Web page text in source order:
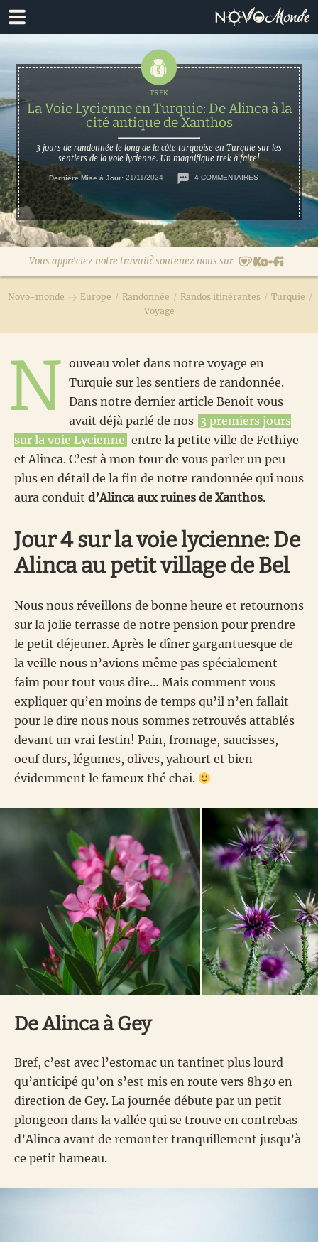
Passer
navigation
principale
Passer
au
principal
Vous appréciez notre travail? soutenez nous sur
Novo-monde Europe / Randonnée / Randos itinérantes / Turquie /
Voyage
La Voie Lycienne en Turquie: De Alinca à la
cité antique de Xanthos
3 jours de randonnée le long de la côte turquoise en Turquie sur les
sentiers de la voie lycienne. Un magnifique trek à faire!
Dernière Mise à Jour: 21/11/2024 4 COMMENTAIRES
N ouveau volet dans notre voyage en
Turquie sur les sentiers de randonnée.
Dans notre dernier article Benoit vous
avait déjà parlé de nos 3 premiers jours
sur la voie Lycienne entre la petite ville de Fethiye
et Alinca. C’est à mon tour de vous parler un peu
plus en détail de la fin de notre randonnée qui nous
aura conduit d’Alinca aux ruines de Xanthos.
Jour 4 sur la voie lycienne: De
Alinca au petit village de Bel
Nous nous réveillons de bonne heure et retournons
sur la jolie terrasse de notre pension pour prendre
le petit déjeuner. Après le dîner gargantuesque de
la veille nous n’avions même pas spécialement
faim pour tout vous dire… Mais comment vous
expliquer qu’en moins de temps qu’il n’en fallait
pour le dire nous nous sommes retrouvés attablés
devant un vrai festin! Pain, fromage, saucisses,
oeuf durs, légumes, olives, yahourt et bien
évidemment le fameux thé chai.
De Alinca à Gey
Bref, c’est avec l’estomac un tantinet plus lourd
qu’anticipé qu’on s’est mis en route vers 8h30 en
direction de Gey. La journée débute par un petit
plongeon dans la vallée qui se trouve en contrebas
d’Alinca avant de remonter tranquillement jusqu’à
ce petit hameau.